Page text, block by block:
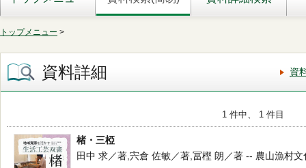
トップメニュー >
資料詳細 資
1 件中、 1 件目
楮・三椏
田中 求／著,宍倉 佐敏／著,冨樫 朗／著 -- 農山漁村